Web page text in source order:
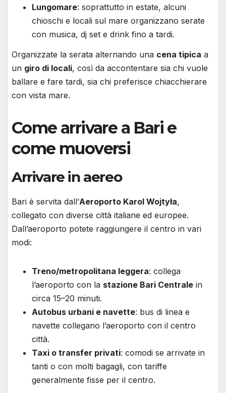
Lungomare: soprattutto in estate, alcuni
chioschi e locali sul mare organizzano serate
con musica, dj set e drink fino a tardi.
Organizzate la serata alternando una cena tipica a
un giro di locali, così da accontentare sia chi vuole
ballare e fare tardi, sia chi preferisce chiacchierare
con vista mare.
Come arrivare a Bari e
come muoversi
Arrivare in aereo
Bari è servita dall’Aeroporto Karol Wojtyła,
collegato con diverse città italiane ed europee.
Dall’aeroporto potete raggiungere il centro in vari
modi:
Treno/metropolitana leggera: collega
l’aeroporto con la stazione Bari Centrale in
circa 15–20 minuti.
Autobus urbani e navette: bus di linea e
navette collegano l’aeroporto con il centro
città.
Taxi o transfer privati: comodi se arrivate in
tanti o con molti bagagli, con tariffe
generalmente fisse per il centro.